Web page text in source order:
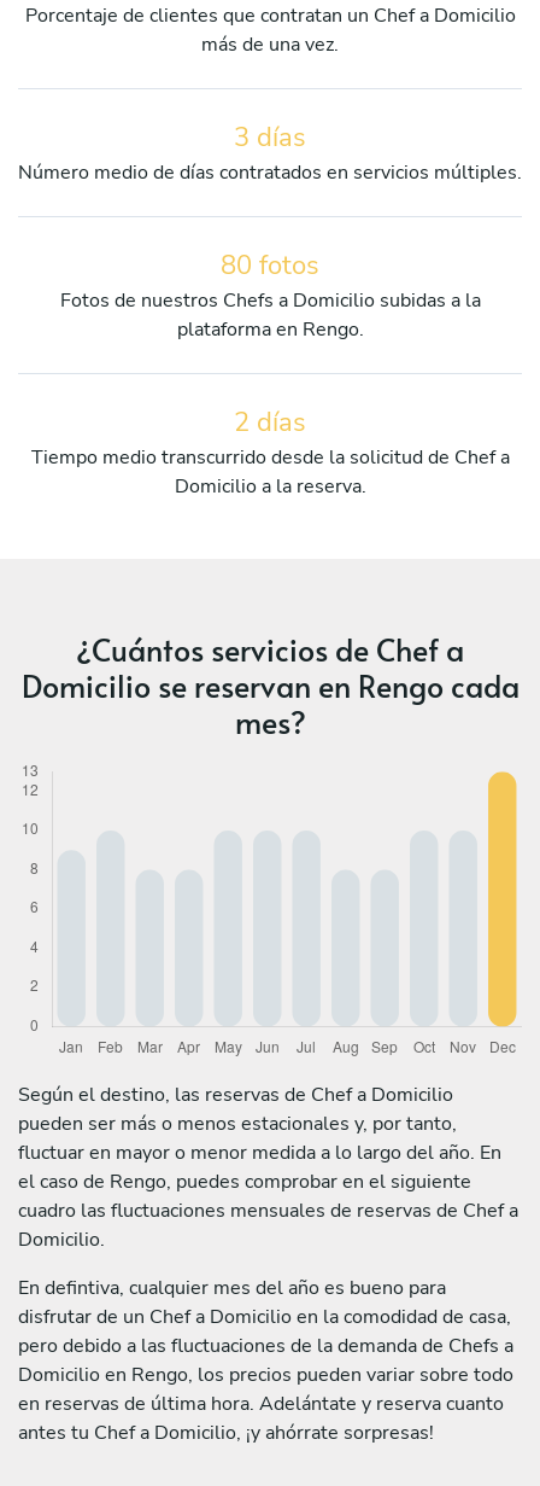
Porcentaje de clientes que contratan un Chef a Domicilio
más de una vez.
3 días
Número medio de días contratados en servicios múltiples.
80 fotos
Fotos de nuestros Chefs a Domicilio subidas a la
plataforma en Rengo.
2 días
Tiempo medio transcurrido desde la solicitud de Chef a
Domicilio a la reserva.
¿Cuántos servicios de Chef a
Domicilio se reservan en Rengo cada
mes?
Según el destino, las reservas de Chef a Domicilio
pueden ser más o menos estacionales y, por tanto,
fluctuar en mayor o menor medida a lo largo del año. En
el caso de Rengo, puedes comprobar en el siguiente
cuadro las fluctuaciones mensuales de reservas de Chef a
Domicilio.
En defintiva, cualquier mes del año es bueno para
disfrutar de un Chef a Domicilio en la comodidad de casa,
pero debido a las fluctuaciones de la demanda de Chefs a
Domicilio en Rengo, los precios pueden variar sobre todo
en reservas de última hora. Adelántate y reserva cuanto
antes tu Chef a Domicilio, ¡y ahórrate sorpresas!